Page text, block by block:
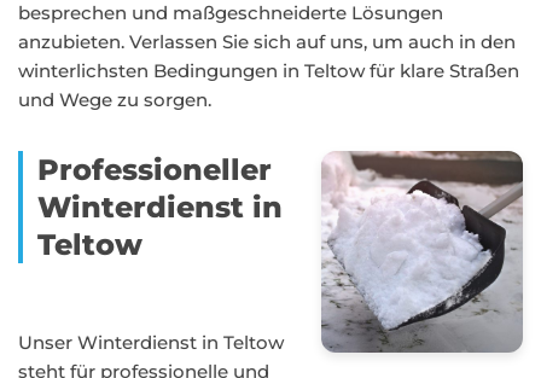
besprechen und maßgeschneiderte Lösungen
anzubieten. Verlassen Sie sich auf uns, um auch in den
winterlichsten Bedingungen in Teltow für klare Straßen
und Wege zu sorgen.
Professioneller
Winterdienst in
Teltow
Unser Winterdienst in Teltow
steht für professionelle und